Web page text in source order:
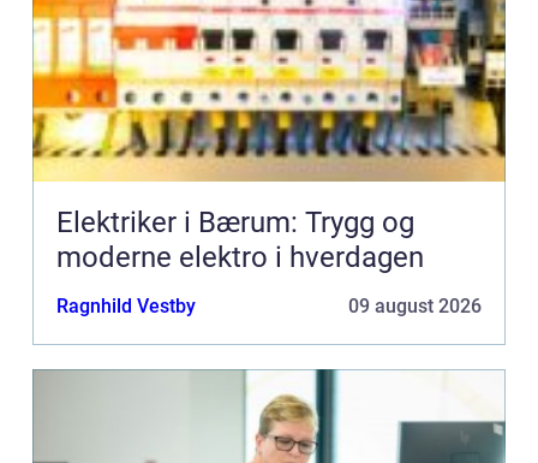
Elektriker i Bærum: Trygg og
moderne elektro i hverdagen
Ragnhild Vestby 09 august 2026